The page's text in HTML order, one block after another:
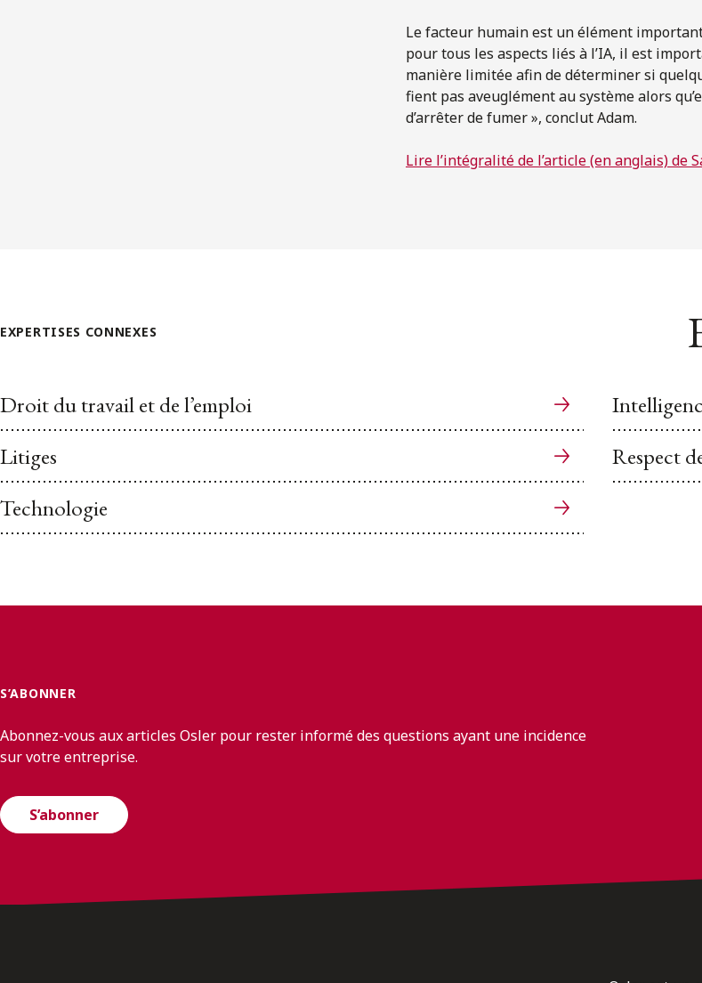
Le facteur humain est un élément
pour tous les aspects liés à l’IA, il est
manière limitée afin de déterminer si
fient pas aveuglément au système alors
d’arrêter de fumer », conclut Adam.
Lire l’intégralité de l’article (en anglais) de
EXPERTISES CONNEXES
Droit du travail et de l’emploi
Litiges
Respect
Technologie
S’ABONNER
Abonnez-vous aux articles Osler pour rester informé des questions ayant une incidence
sur votre entreprise.
S’abonner